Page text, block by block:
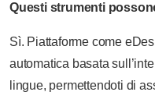
Questi strumenti
Sì. Piattaforme come
automatica basata
lingue, permettendoti di